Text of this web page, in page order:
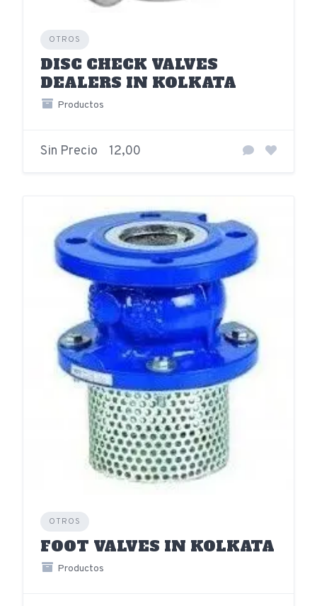
OTROS
DISC CHECK VALVES
DEALERS IN KOLKATA
Productos
Sin Precio 12,00
OTROS
FOOT VALVES IN KOLKATA
Productos